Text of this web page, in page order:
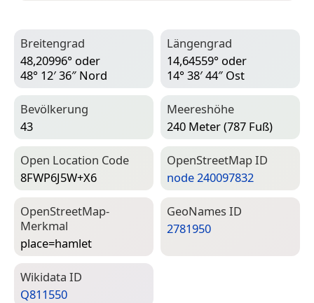
Breitengrad
48,20996° oder
48° 12′ 36″ Nord
Längengrad
14,64559° oder
14° 38′ 44″ Ost
Bevölkerung
43
Meereshöhe
240 Meter (787 Fuß)
Open Location Code
8FWP6J5W+X6
Open­Street­Map ID
node 240097832
Open­Street­Map-
Merkmal
place=­hamlet
Geo­Names ID
2781950
Wiki­data ID
Q811550